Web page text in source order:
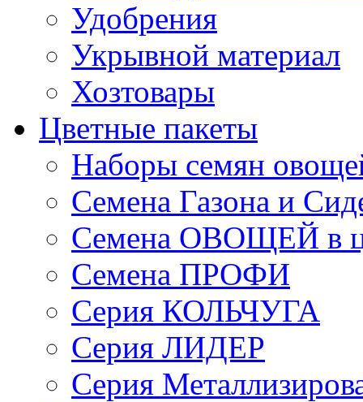
Удобрения
Укрывной материал
Хозтовары
Цветные пакеты
Наборы семян
Семена Газона и
Семена ОВОЩЕЙ в
Семена ПРОФИ
Серия КОЛЬЧУГА
Серия ЛИДЕР
Серия